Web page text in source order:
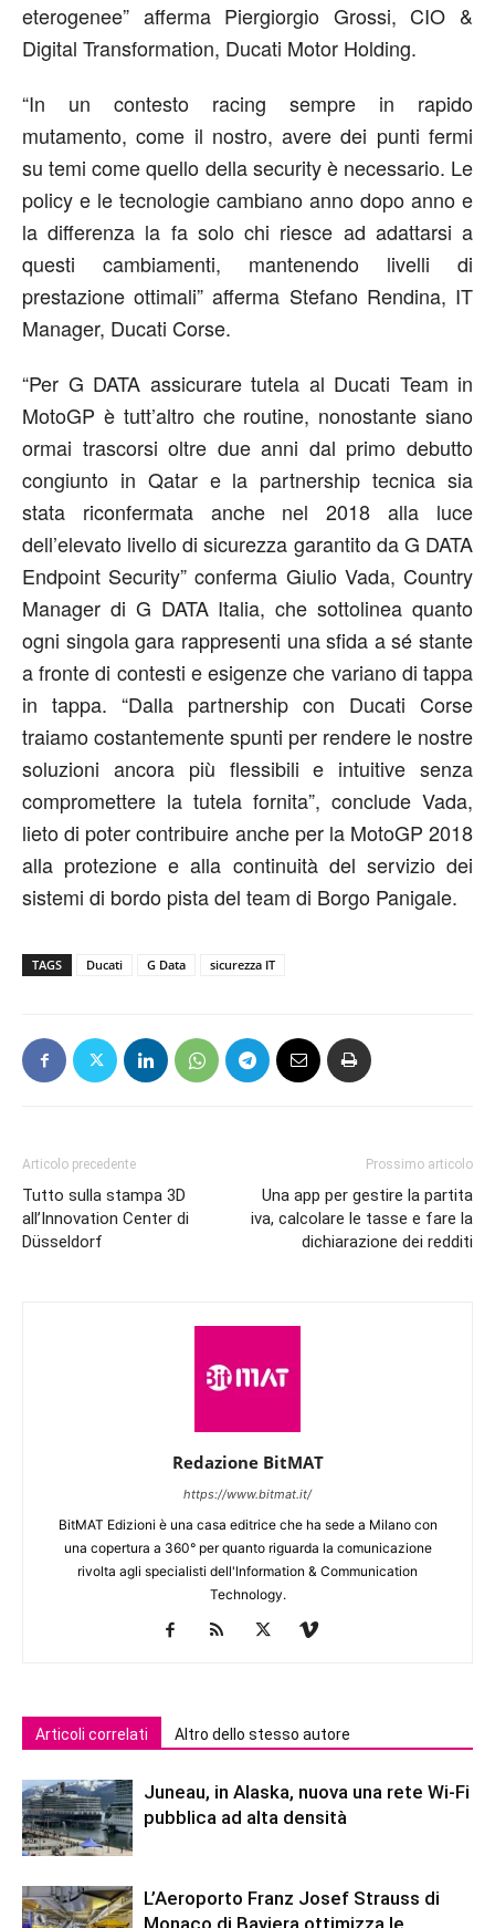
eterogenee” afferma Piergiorgio Grossi, CIO &
Digital Transformation, Ducati Motor Holding.
“In un contesto racing sempre in rapido
mutamento, come il nostro, avere dei punti fermi
su temi come quello della security è necessario. Le
policy e le tecnologie cambiano anno dopo anno e
la differenza la fa solo chi riesce ad adattarsi a
questi cambiamenti, mantenendo livelli di
prestazione ottimali” afferma Stefano Rendina, IT
Manager, Ducati Corse.
“Per G DATA assicurare tutela al Ducati Team in
MotoGP è tutt’altro che routine, nonostante siano
ormai trascorsi oltre due anni dal primo debutto
congiunto in Qatar e la partnership tecnica sia
stata riconfermata anche nel 2018 alla luce
dell’elevato livello di sicurezza garantito da G DATA
Endpoint Security” conferma Giulio Vada, Country
Manager di G DATA Italia, che sottolinea quanto
ogni singola gara rappresenti una sfida a sé stante
a fronte di contesti e esigenze che variano di tappa
in tappa. “Dalla partnership con Ducati Corse
traiamo costantemente spunti per rendere le nostre
soluzioni ancora più flessibili e intuitive senza
compromettere la tutela fornita”, conclude Vada,
lieto di poter contribuire anche per la MotoGP 2018
alla protezione e alla continuità del servizio dei
sistemi di bordo pista del team di Borgo Panigale.
TAGS Ducati G Data sicurezza IT
Articolo precedente
Tutto sulla stampa 3D
all’Innovation Center di
Düsseldorf
Prossimo articolo
Una app per gestire la partita
iva, calcolare le tasse e fare la
dichiarazione dei redditi
Redazione BitMAT
https://www.bitmat.it/
BitMAT Edizioni è una casa editrice che ha sede a Milano con
una copertura a 360° per quanto riguarda la comunicazione
rivolta agli specialisti dell'lnformation & Communication
Technology.
Articoli correlati Altro dello stesso autore
Juneau, in Alaska, nuova una rete Wi-Fi
pubblica ad alta densità
L’Aeroporto Franz Josef Strauss di